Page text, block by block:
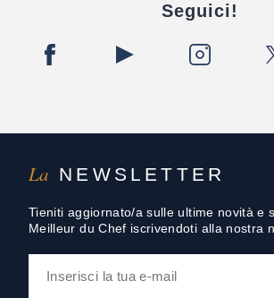
La NEWSLETTER
Tieniti aggiornato/a sulle ultime novità e
Meilleur du Chef iscrivendoti alla nostra
Seguici!